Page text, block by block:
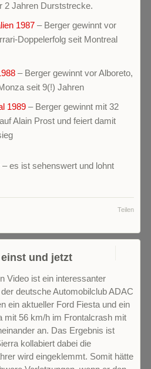
2 Jahren Durststrecke.
1987 – Berger gewinnt vor
Doppelerfolg seit Montreal
– Berger gewinnt vor Alboreto,
seit 9(!) Jahren
1989 – Berger gewinnt mit 32
Alain Prost und feiert damit
es ist sehenswert und lohnt
Teilen
und jetzt
Video ist ein interessanter
deutsche Automobilclub ADAC
ein aktueller Ford Fiesta und ein
mit 56 km/h im Frontalcrash mit
an. Das Ergebnis ist
kollabiert dabei die
wird eingeklemmt. Somit hätte